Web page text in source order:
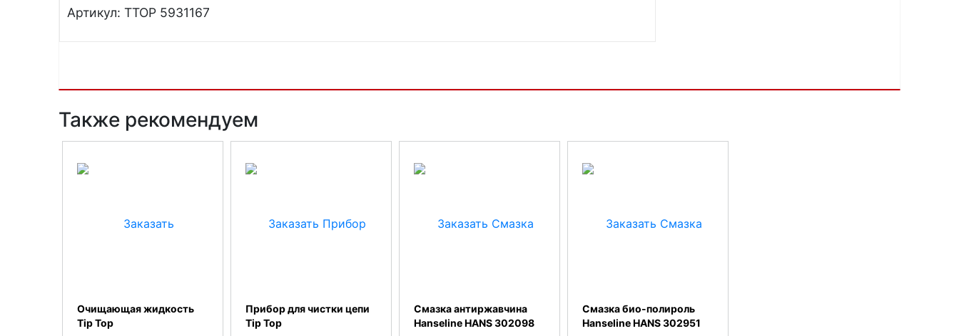
Артикул: TTOP 5931167
Также рекомендуем
Очищающая жидкость
Tip Top
Прибор для чистки цепи
Tip Top
Смазка антиржавчина
Hanseline HANS 302098
Смазка био-полироль
Hanseline HANS 302951